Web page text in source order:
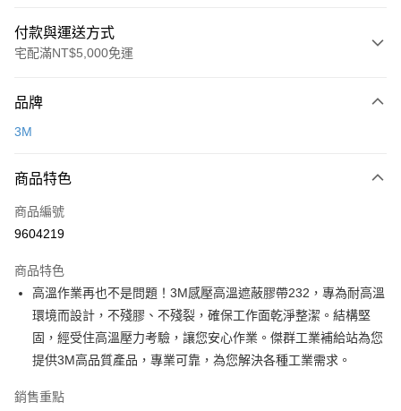
付款與運送方式
宅配滿NT$5,000免運
信用卡一次付款
LINE Pay
Apple Pay
運送方式
全家取貨付款
每筆NT$60
每筆NT$60
品牌
3M
商品特色
商品編號
9604219
商品特色
高溫作業再也不是問題！3M感壓高溫遮蔽膠帶232，專為耐高溫
環境而設計，不殘膠、不殘裂，確保工作面乾淨整潔。結構堅
固，經受住高溫壓力考驗，讓您安心作業。傑群工業補給站為您
提供3M高品質產品，專業可靠，為您解決各種工業需求。
銷售重點